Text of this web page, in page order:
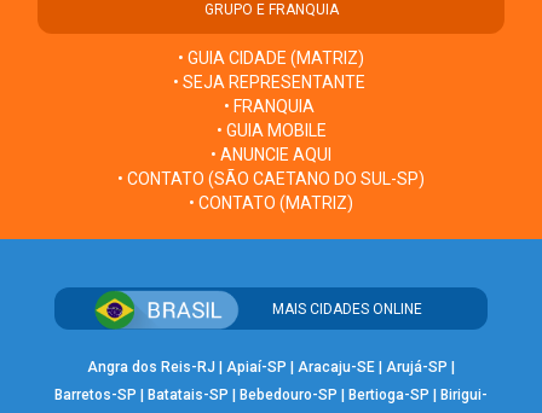
GRUPO E FRANQUIA
• GUIA CIDADE (MATRIZ)
• SEJA REPRESENTANTE
• FRANQUIA
• GUIA MOBILE
• ANUNCIE AQUI
• CONTATO (SÃO CAETANO DO SUL-SP)
• CONTATO (MATRIZ)
MAIS CIDADES ONLINE
Angra dos Reis-RJ Apiaí-SP Aracaju-SE| Arujá-SP
Barretos-SP
Batatais-SP Bebedouro-SP Bertioga-SP
Birigui-